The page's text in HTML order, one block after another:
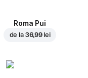
Roma Pui
de la 36,99 lei